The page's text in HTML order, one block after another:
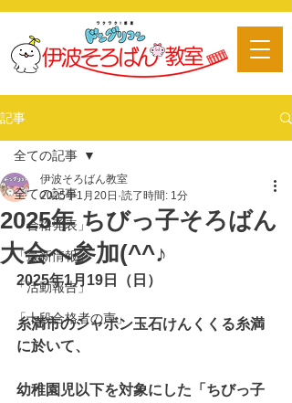
記事
全ての記事
「合格発表」
「最新情報」
「活動報告」
「十段合格者の声」
全ての記事
2025年 ちびっ子そろばん
大会へ参加(^^♪
伊波そろばん教室
2025年1月20日 読了時間: 1分
2025年1月19日（日）
糸満市のシャボン玉石けんくくる糸満
に於いて、
幼稚園児以下を対象にした「ちびっ子